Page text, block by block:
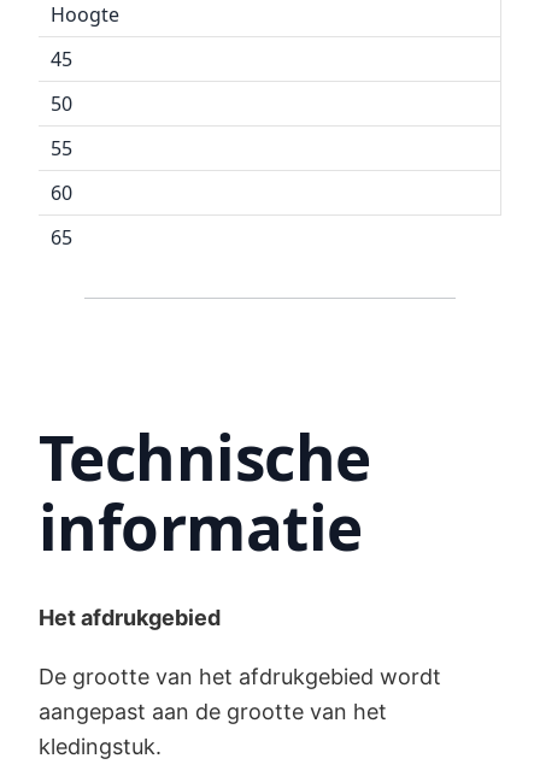
Hoogte
45
50
55
60
65
Technische
informatie
Het afdrukgebied
De grootte van het afdrukgebied wordt
aangepast aan de grootte van het
kledingstuk.